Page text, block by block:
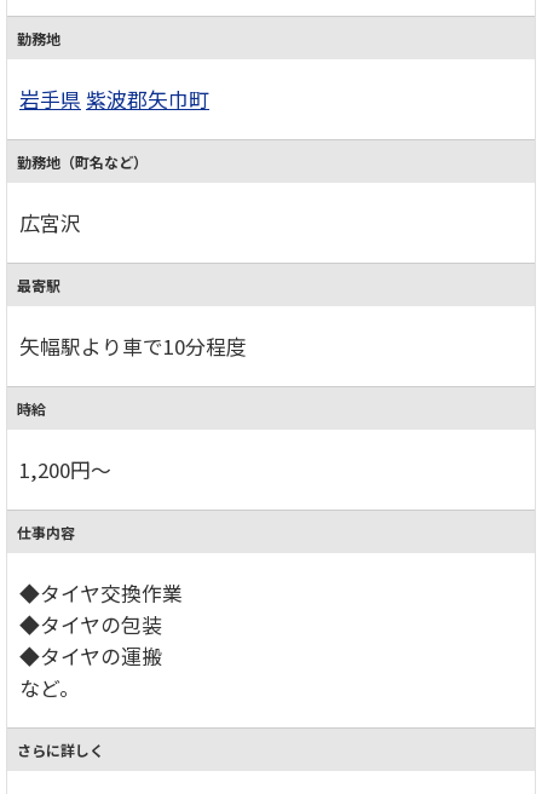
勤務地
岩手県 紫波郡矢巾町
勤務地（町名など）
広宮沢
最寄駅
矢幅駅より車で10分程度
時給
1,200円～
仕事内容
◆タイヤ交換作業
◆タイヤの包装
◆タイヤの運搬
など。
さらに詳しく